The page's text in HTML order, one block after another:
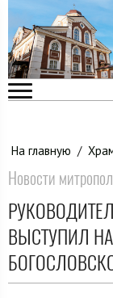
На главную /
Новости
ВЫСТУПИЛ